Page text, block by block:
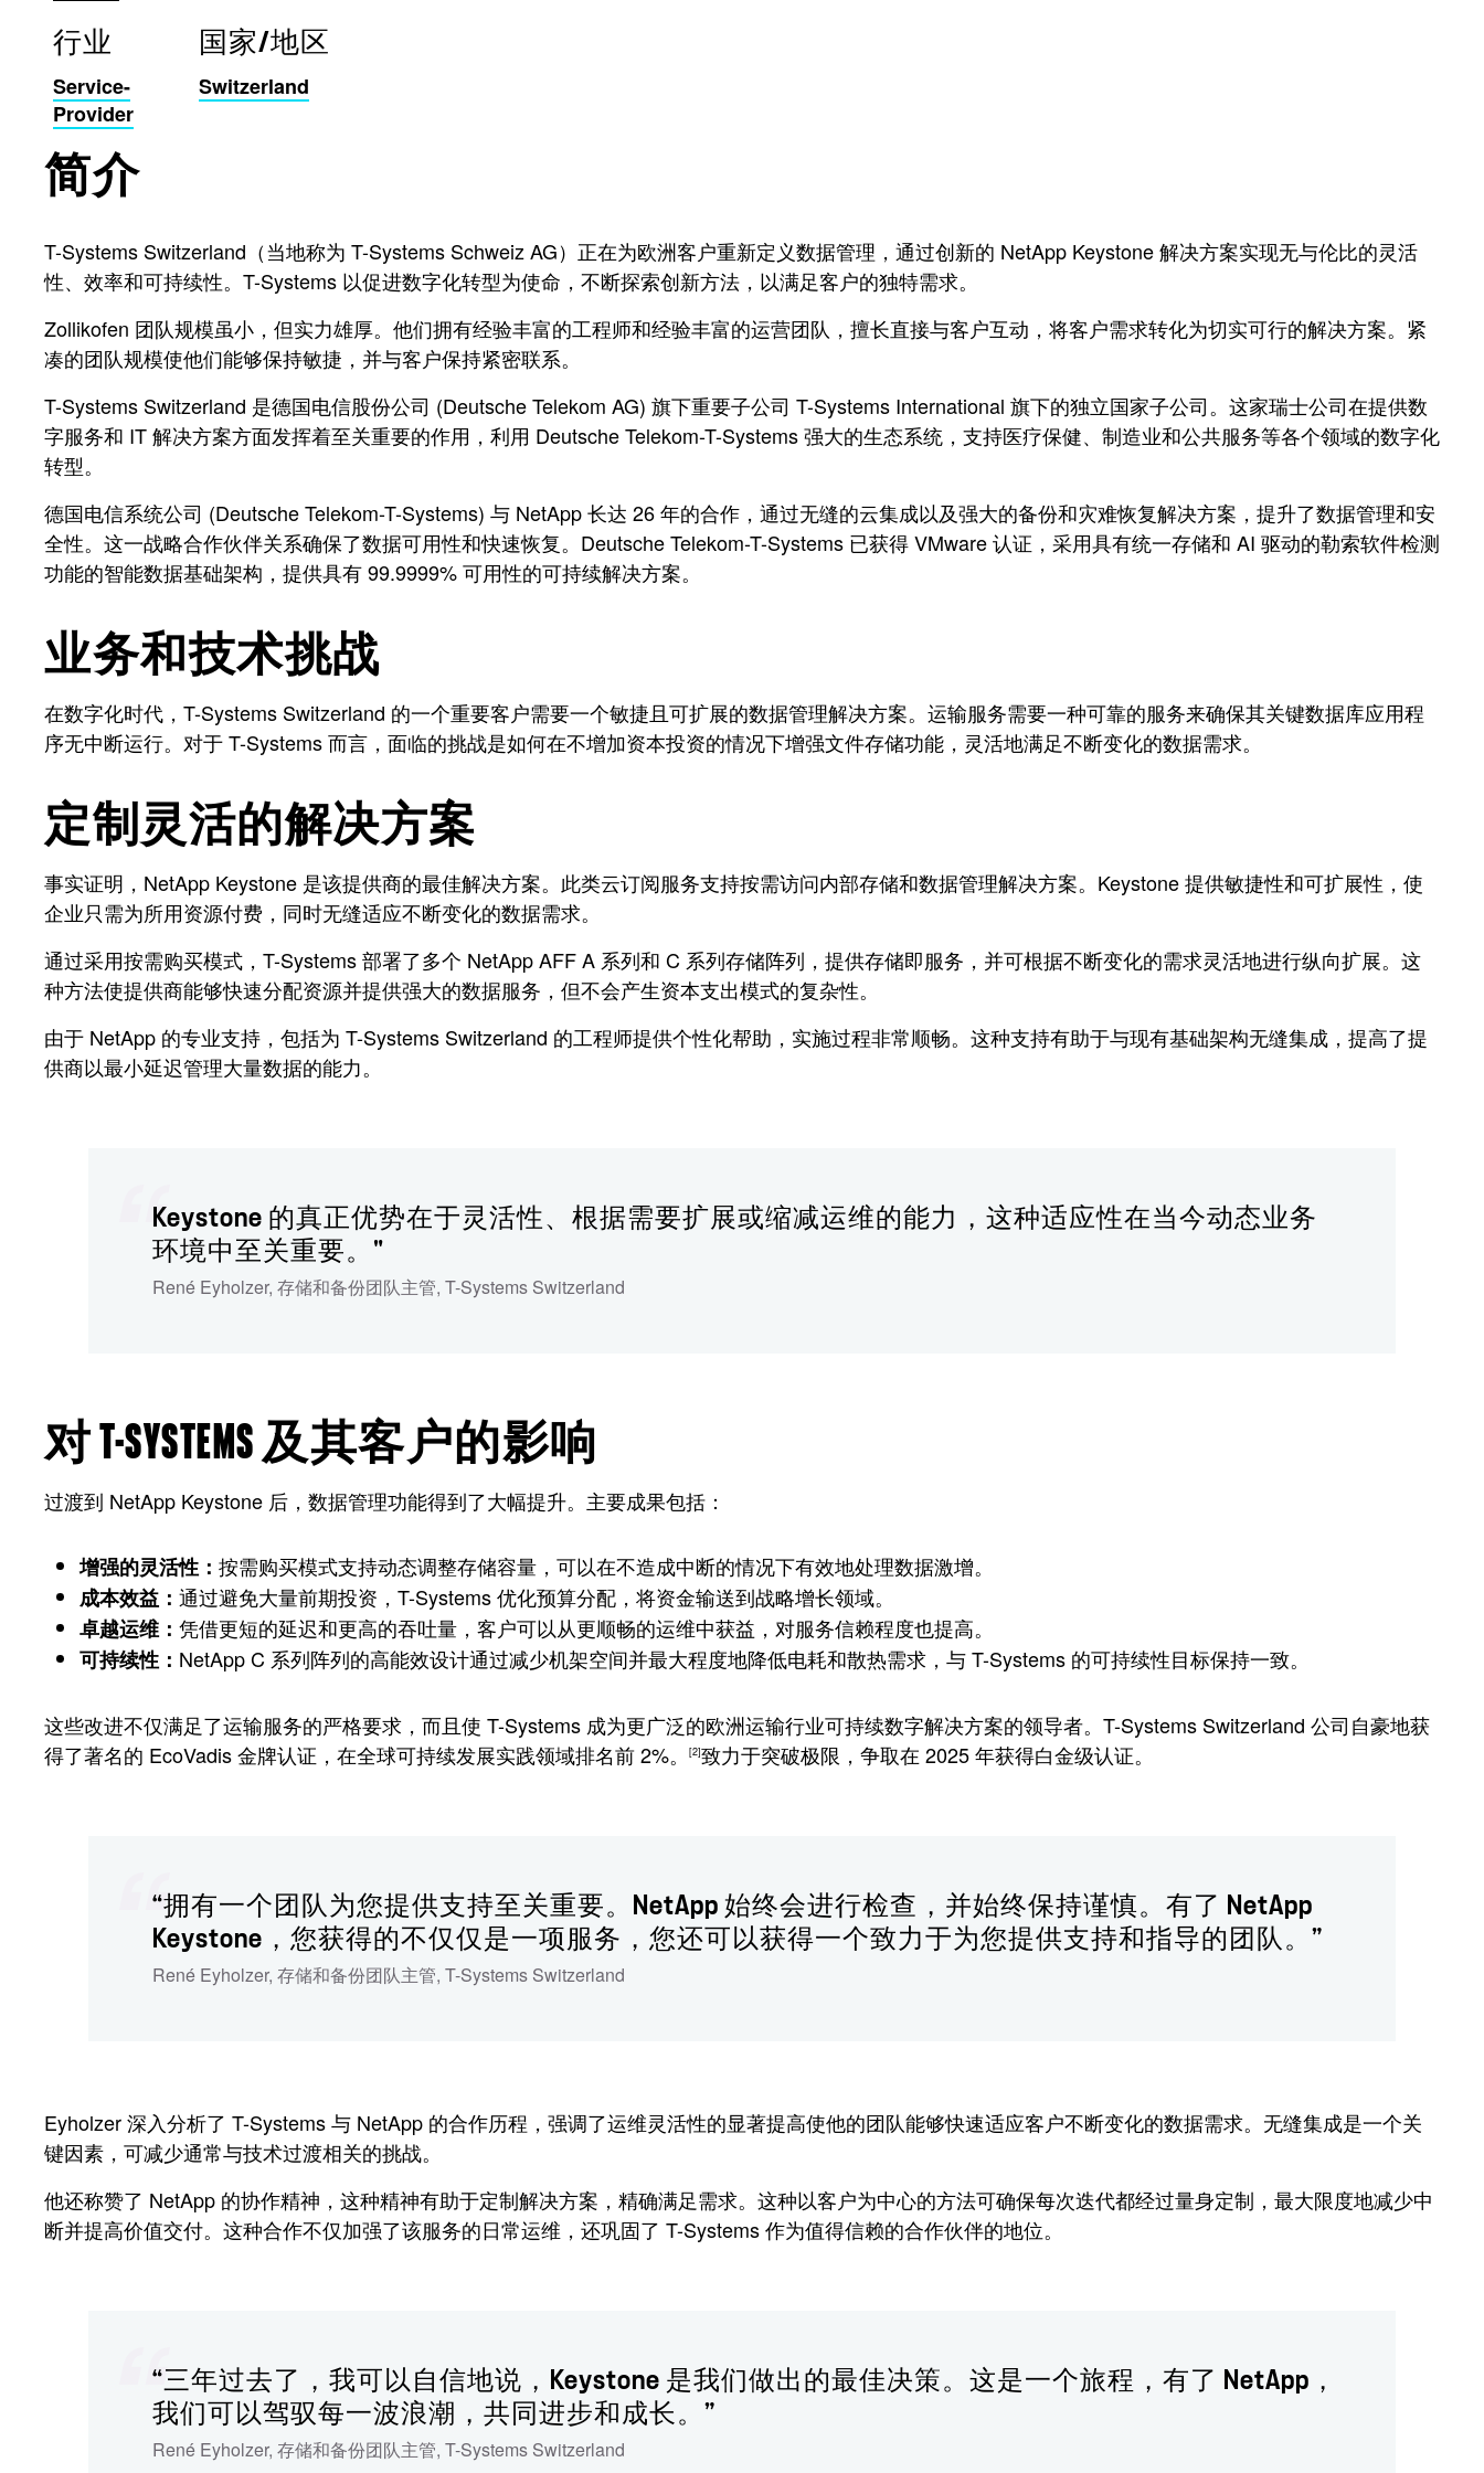
行业
Service-
Provider
国家/地区
Switzerland
简介
T-Systems Switzerland（当地称为 T-Systems Schweiz AG）正在为欧洲客户重新定义数据管理，通过创新的 NetApp Keystone 解决方案实现无与伦比的灵活
性、效率和可持续性。T-Systems 以促进数字化转型为使命，不断探索创新方法，以满足客户的独特需求。
Zollikofen 团队规模虽小，但实力雄厚。他们拥有经验丰富的工程师和经验丰富的运营团队，擅长直接与客户互动，将客户需求转化为切实可行的解决方案。紧
凑的团队规模使他们能够保持敏捷，并与客户保持紧密联系。
T-Systems Switzerland 是德国电信股份公司 (Deutsche Telekom AG) 旗下重要子公司 T-Systems International 旗下的独立国家子公司。这家瑞士公司在提供数
字服务和 IT 解决方案方面发挥着至关重要的作用，利用 Deutsche Telekom-T-Systems 强大的生态系统，支持医疗保健、制造业和公共服务等各个领域的数字化
转型。
德国电信系统公司 (Deutsche Telekom-T-Systems) 与 NetApp 长达 26 年的合作，通过无缝的云集成以及强大的备份和灾难恢复解决方案，提升了数据管理和安
全性。这一战略合作伙伴关系确保了数据可用性和快速恢复。Deutsche Telekom-T-Systems 已获得 VMware 认证，采用具有统一存储和 AI 驱动的勒索软件检测
功能的智能数据基础架构，提供具有 99.9999% 可用性的可持续解决方案。
业务和技术挑战
在数字化时代，T-Systems Switzerland 的一个重要客户需要一个敏捷且可扩展的数据管理解决方案。运输服务需要一种可靠的服务来确保其关键数据库应用程
序无中断运行。对于 T-Systems 而言，面临的挑战是如何在不增加资本投资的情况下增强文件存储功能，灵活地满足不断变化的数据需求。
定制灵活的解决方案
事实证明，NetApp Keystone 是该提供商的最佳解决方案。此类云订阅服务支持按需访问内部存储和数据管理解决方案。Keystone 提供敏捷性和可扩展性，使
企业只需为所用资源付费，同时无缝适应不断变化的数据需求。
通过采用按需购买模式，T-Systems 部署了多个 NetApp AFF A 系列和 C 系列存储阵列，提供存储即服务，并可根据不断变化的需求灵活地进行纵向扩展。这
种方法使提供商能够快速分配资源并提供强大的数据服务，但不会产生资本支出模式的复杂性。
由于 NetApp 的专业支持，包括为 T-Systems Switzerland 的工程师提供个性化帮助，实施过程非常顺畅。这种支持有助于与现有基础架构无缝集成，提高了提
供商以最小延迟管理大量数据的能力。
Keystone 的真正优势在于灵活性、根据需要扩展或缩减运维的能力，这种适应性在当今动态业务
环境中至关重要。"
René Eyholzer, 存储和备份团队主管, T-Systems Switzerland
对 T-SYSTEMS 及其客户的影响
过渡到 NetApp Keystone 后，数据管理功能得到了大幅提升。主要成果包括：
增强的灵活性： 按需购买模式支持动态调整存储容量，可以在不造成中断的情况下有效地处理数据激增。
成本效益： 通过避免大量前期投资，T-Systems 优化预算分配，将资金输送到战略增长领域。
卓越运维： 凭借更短的延迟和更高的吞吐量，客户可以从更顺畅的运维中获益，对服务信赖程度也提高。
可持续性： NetApp C 系列阵列的高能效设计通过减少机架空间并最大程度地降低电耗和散热需求，与 T-Systems 的可持续性目标保持一致。
这些改进不仅满足了运输服务的严格要求，而且使 T-Systems 成为更广泛的欧洲运输行业可持续数字解决方案的领导者。T-Systems Switzerland 公司自豪地获
得了著名的 EcoVadis 金牌认证，在全球可持续发展实践领域排名前 2%。
[2]致力于突破极限，争取在 2025 年获得白金级认证。
“拥有一个团队为您提供支持至关重要。NetApp 始终会进行检查，并始终保持谨慎。有了 NetApp
Keystone，您获得的不仅仅是一项服务，您还可以获得一个致力于为您提供支持和指导的团队。”
René Eyholzer, 存储和备份团队主管, T-Systems Switzerland
Eyholzer 深入分析了 T-Systems 与 NetApp 的合作历程，强调了运维灵活性的显著提高使他的团队能够快速适应客户不断变化的数据需求。无缝集成是一个关
键因素，可减少通常与技术过渡相关的挑战。
他还称赞了 NetApp 的协作精神，这种精神有助于定制解决方案，精确满足需求。这种以客户为中心的方法可确保每次迭代都经过量身定制，最大限度地减少中
断并提高价值交付。这种合作不仅加强了该服务的日常运维，还巩固了 T-Systems 作为值得信赖的合作伙伴的地位。
“三年过去了，我可以自信地说，Keystone 是我们做出的最佳决策。这是一个旅程，有了 NetApp，
我们可以驾驭每一波浪潮，共同进步和成长。”
René Eyholzer, 存储和备份团队主管, T-Systems Switzerland